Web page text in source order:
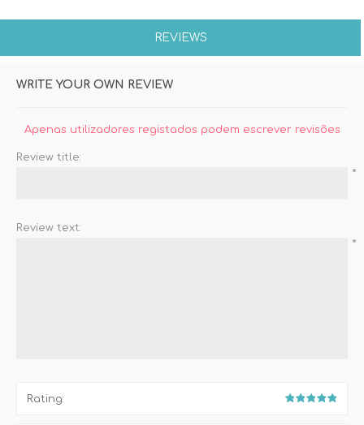
REVIEWS
WRITE YOUR OWN REVIEW
Apenas utilizadores registados podem escrever revisões
Review title:
*
Review text:
*
Rating: